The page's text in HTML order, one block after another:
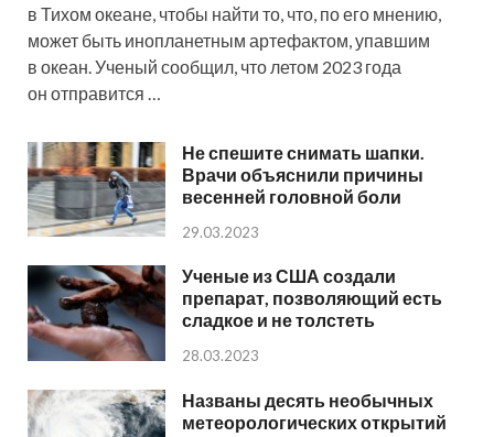
в Тихом океане, чтобы найти то, что, по его мнению,
может быть инопланетным артефактом, упавшим
в океан. Ученый сообщил, что летом 2023 года
он отправится …
Не спешите снимать шапки.
Врачи объяснили причины
весенней головной боли
29.03.2023
Ученые из США создали
препарат, позволяющий есть
сладкое и не толстеть
28.03.2023
Названы десять необычных
метеорологических открытий